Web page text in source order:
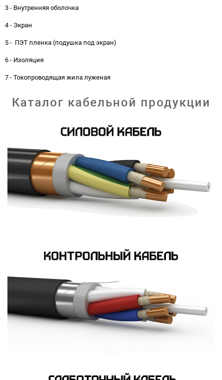
3 - Внутренняя оболочка
4 - Экран
5 - ПЭТ пленка (подушка под экран)
6 - Изоляция
7 - Токопроводящая жила луженая
Каталог кабельной продукции